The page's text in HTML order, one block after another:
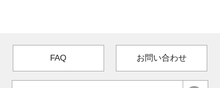
FAQ お問い合わせ